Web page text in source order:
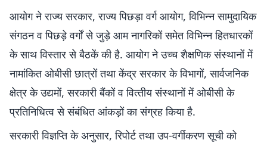
आयोग ने राज्‍य सरकार, राज्‍य पिछड़ा वर्ग आयोग, विभिन्‍न सामुदायिक
संगठन व पिछड़े वर्गों से जुड़े आम नागरिकों समेत विभिन्‍न हितधारकों
के साथ विस्‍तार से बैठकें की है. आयोग ने उच्‍च शै‍क्षणिक संस्‍थानों में
नामांकित ओबीसी छात्रों तथा केंद्र सरकार के विभागों, सार्वजनिक
क्षेत्र के उद्यमों, सरकारी बैंकों व वित्‍तीय संस्‍थानों में ओबीसी के
प्रतिनिधित्‍व से संबंधित आंकड़ों का संग्रह किया है.
सरकारी विज्ञप्ति के अनुसार, रिपोर्ट तथा उप-वर्गीकरण सूची को